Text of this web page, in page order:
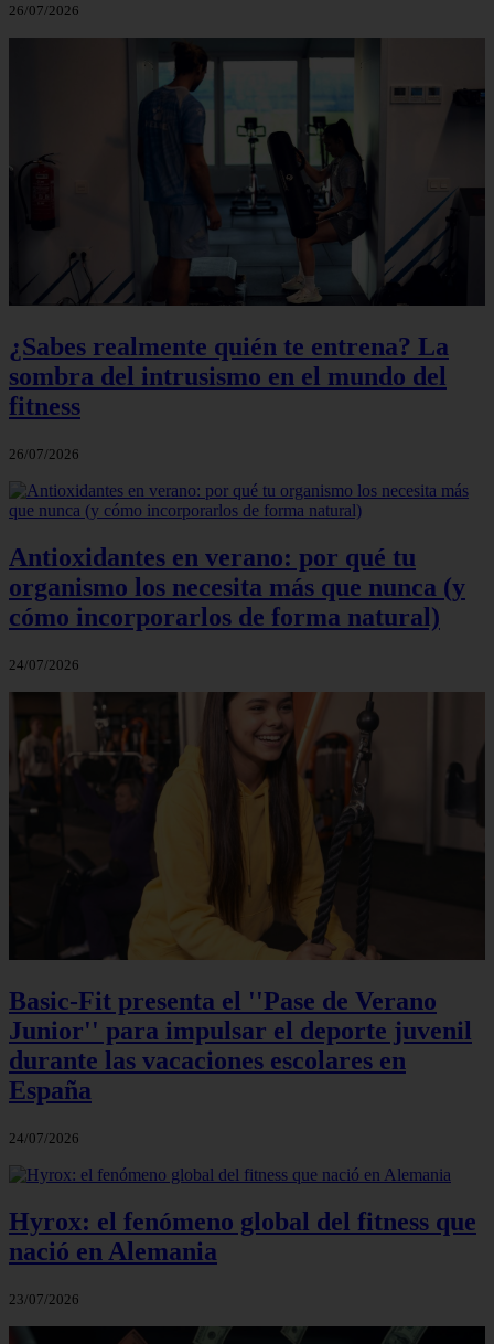
26/07/2026
¿Sabes realmente quién te entrena? La
sombra del intrusismo en el mundo del
fitness
26/07/2026
Antioxidantes en verano: por qué tu
organismo los necesita más que nunca (y
cómo incorporarlos de forma natural)
24/07/2026
Basic-Fit presenta el ''Pase de Verano
Junior'' para impulsar el deporte juvenil
durante las vacaciones escolares en
España
24/07/2026
Hyrox: el fenómeno global del fitness que
nació en Alemania
23/07/2026